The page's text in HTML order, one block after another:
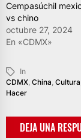
Cempasúchil
vs chino
octubre 27, 2024
En «CDMX»
In
CDMX, China, Cultura
Hacer
DEJA UNA